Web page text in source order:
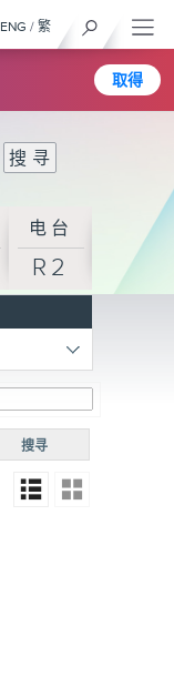
取得
ENG / 繁
电台
R2
搜寻